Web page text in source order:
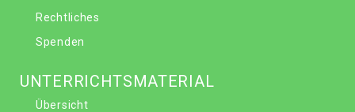
Rechtliches
Spenden
UNTERRICHTSMATERIAL
Übersicht